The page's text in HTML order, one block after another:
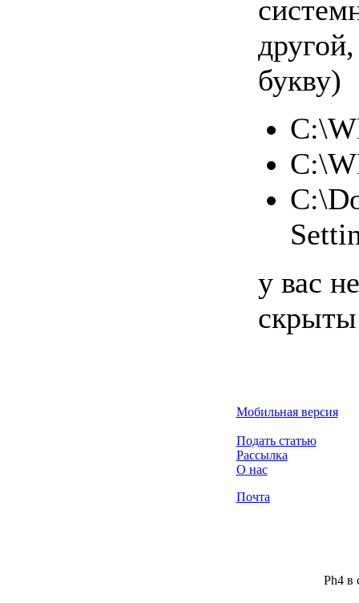
букву)
у вас
Мобильная версия
Подать статью
Рассылка
О нас
Почта
Ph4 в